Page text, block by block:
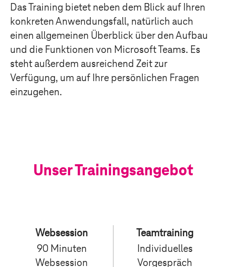
Das Training bietet neben dem Blick auf Ihren
konkreten Anwendungsfall, natürlich auch
einen allgemeinen Überblick über den Aufbau
und die Funktionen von Microsoft Teams. Es
steht außerdem ausreichend Zeit zur
Verfügung, um auf Ihre persönlichen Fragen
einzugehen.
Unser Trainingsangebot
Websession
Teamtraining
90 Minuten
Websession
Individuelles
Vorgespräch